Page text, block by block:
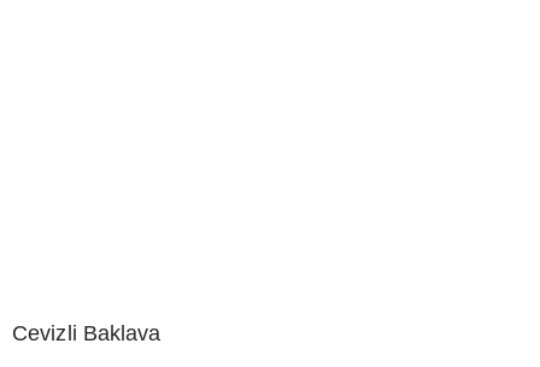
Cevizli Baklava